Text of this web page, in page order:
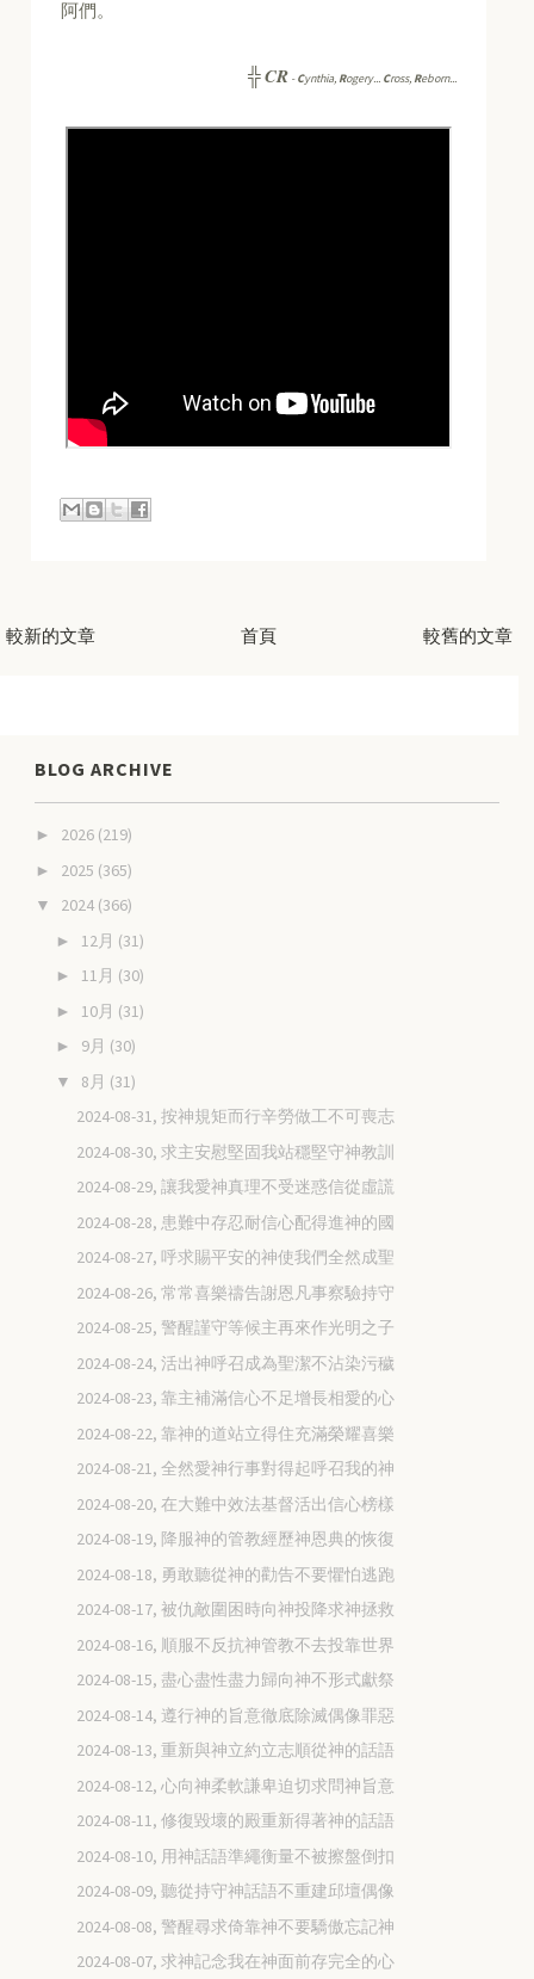
阿們。
╬CR -Cynthia, Rogery... Cross, Reborn...
較新的文章 較舊的文章
首頁
BLOG ARCHIVE
► 2026 (219)
► 2025 (365)
▼ 2024 (366)
► 12月 (31)
► 11月 (30)
► 10月 (31)
► 9月 (30)
▼ 8月 (31)
2024-08-31, 按神規矩而行辛勞做工不可喪志
2024-08-30, 求主安慰堅固我站穩堅守神教訓
2024-08-29, 讓我愛神真理不受迷惑信從虛謊
2024-08-28, 患難中存忍耐信心配得進神的國
2024-08-27, 呼求賜平安的神使我們全然成聖
2024-08-26, 常常喜樂禱告謝恩凡事察驗持守
2024-08-25, 警醒謹守等候主再來作光明之子
2024-08-24, 活出神呼召成為聖潔不沾染污穢
2024-08-23, 靠主補滿信心不足增長相愛的心
2024-08-22, 靠神的道站立得住充滿榮耀喜樂
2024-08-21, 全然愛神行事對得起呼召我的神
2024-08-20, 在大難中效法基督活出信心榜樣
2024-08-19, 降服神的管教經歷神恩典的恢復
2024-08-18, 勇敢聽從神的勸告不要懼怕逃跑
2024-08-17, 被仇敵圍困時向神投降求神拯救
2024-08-16, 順服不反抗神管教不去投靠世界
2024-08-15, 盡心盡性盡力歸向神不形式獻祭
2024-08-14, 遵行神的旨意徹底除滅偶像罪惡
2024-08-13, 重新與神立約立志順從神的話語
2024-08-12, 心向神柔軟謙卑迫切求問神旨意
2024-08-11, 修復毀壞的殿重新得著神的話語
2024-08-10, 用神話語準繩衡量不被擦盤倒扣
2024-08-09, 聽從持守神話語不重建邱壇偶像
2024-08-08, 警醒尋求倚靠神不要驕傲忘記神
2024-08-07, 求神記念我在神面前存完全的心